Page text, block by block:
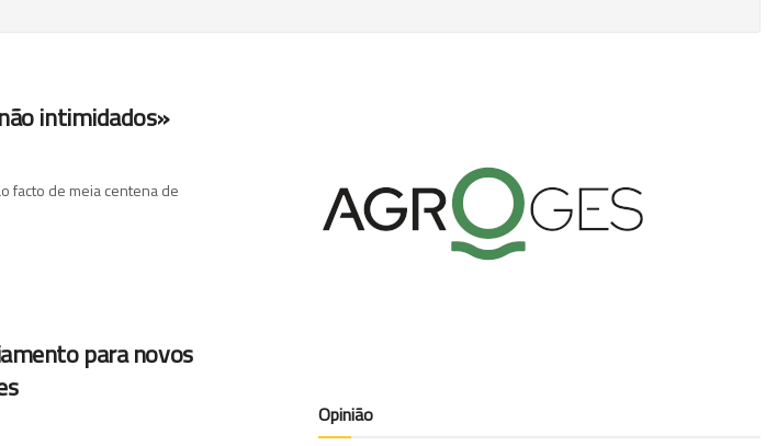
intimidados»
facto de meia centena de
para novos
Opinião